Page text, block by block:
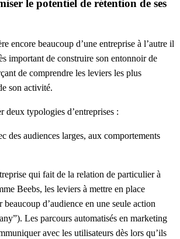
le potentiel de rétention de ses
encore beaucoup d’une entreprise à l’autre il
important de construire son entonnoir de
de comprendre les leviers les plus
son activité.
deux typologies d’entreprises :
des audiences larges, aux comportements
qui fait de la relation de particulier à
Beebs, les leviers à mettre en place
beaucoup d’audience en une seule action
Les parcours automatisés en marketing
avec les utilisateurs dès lors qu’ils